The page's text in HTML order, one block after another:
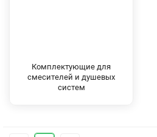
Комплектующие для
смесителей и душевых
систем